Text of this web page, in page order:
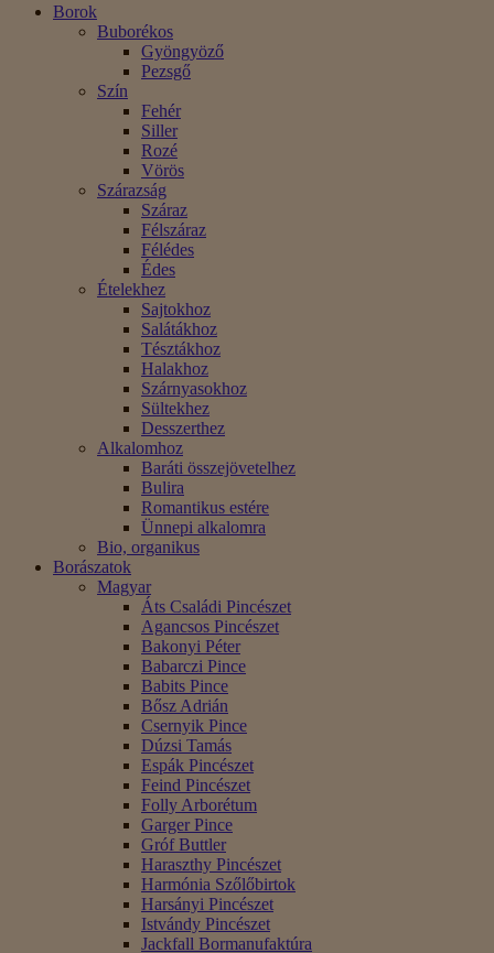
Borok
Buborékos
Gyöngyöző
Pezsgő
Szín
Fehér
Siller
Rozé
Vörös
Szárazság
Száraz
Félszáraz
Félédes
Édes
Ételekhez
Sajtokhoz
Salátákhoz
Tésztákhoz
Halakhoz
Szárnyasokhoz
Sültekhez
Desszerthez
Alkalomhoz
Baráti összejövetelhez
Bulira
Romantikus estére
Ünnepi alkalomra
Bio, organikus
Borászatok
Magyar
Áts Családi Pincészet
Agancsos Pincészet
Bakonyi Péter
Babarczi Pince
Babits Pince
Bősz Adrián
Csernyik Pince
Dúzsi Tamás
Espák Pincészet
Feind Pincészet
Folly Arborétum
Garger Pince
Gróf Buttler
Haraszthy Pincészet
Harmónia Szőlőbirtok
Harsányi Pincészet
Istvándy Pincészet
Jackfall Bormanufaktúra